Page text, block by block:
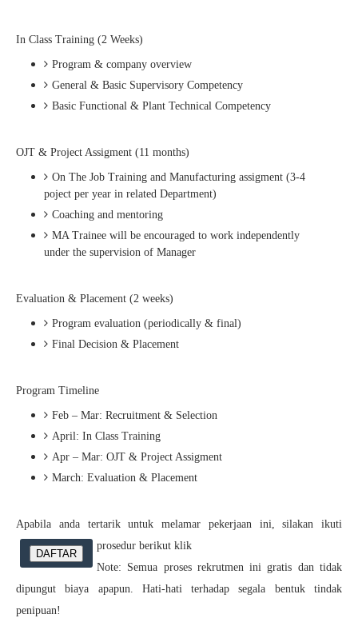
In Class Training (2 Weeks)
Program & company overview
General & Basic Supervisory Competency
Basic Functional & Plant Technical Competency
OJT & Project Assigment (11 months)
On The Job Training and Manufacturing assigment (3-4
poject per year in related Department)
Coaching and mentoring
MA Trainee will be encouraged to work independently
under the supervision of Manager
Evaluation & Placement (2 weeks)
Program evaluation (periodically & final)
Final Decision & Placement
Program Timeline
Feb – Mar: Recruitment & Selection
April: In Class Training
Apr – Mar: OJT & Project Assigment
March: Evaluation & Placement
Apabila anda tertarik untuk melamar pekerjaan ini, silakan ikuti
prosedur berikut klik
DAFTAR
Note: Semua proses rekrutmen ini gratis dan tidak
dipungut biaya apapun. Hati-hati terhadap segala bentuk tindak
penipuan!